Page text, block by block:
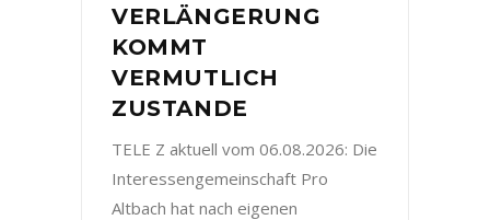
VERLÄNGERUNG
KOMMT
VERMUTLICH
ZUSTANDE
TELE Z aktuell vom 06.08.2026: Die
Interessengemeinschaft Pro
Altbach hat nach eigenen